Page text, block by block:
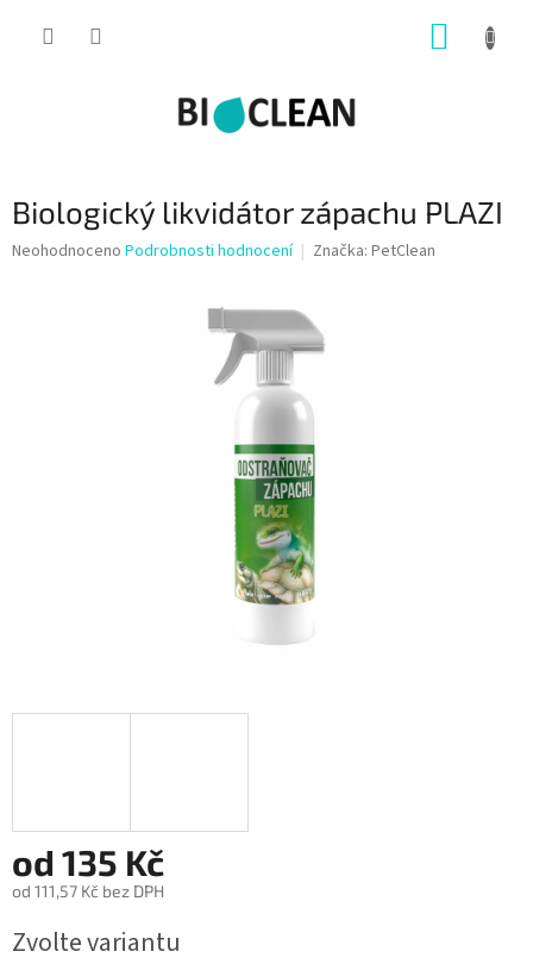
Biologický likvidátor zápachu PLAZI
Průměrné
Neohodnoceno Podrobnosti hodnocení Značka: PetClean
od 135 Kč
od 111,57 Kč bez DPH
cena:
Zvolte variantu